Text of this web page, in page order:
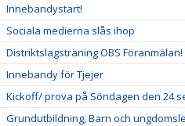
Innebandystart!
Sociala medierna slås ihop
Distriktslagsträning OBS Föranmälan!
Innebandy för Tjejer
Kickoff/ prova på Söndagen den 24
Grundutbildning, Barn och